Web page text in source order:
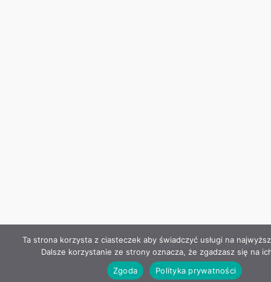
Ta strona korzysta z ciasteczek aby świadczyć usługi na
Dalsze korzystanie ze strony oznacza, że zgadzasz się na
Zgoda
Polityka prywatności